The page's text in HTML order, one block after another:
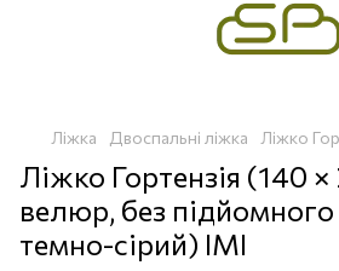
Ліжка Двоспальні ліжка Ліжко
Ліжко Гортензія (140
велюр, без підйомного
темно-сірий) IMI